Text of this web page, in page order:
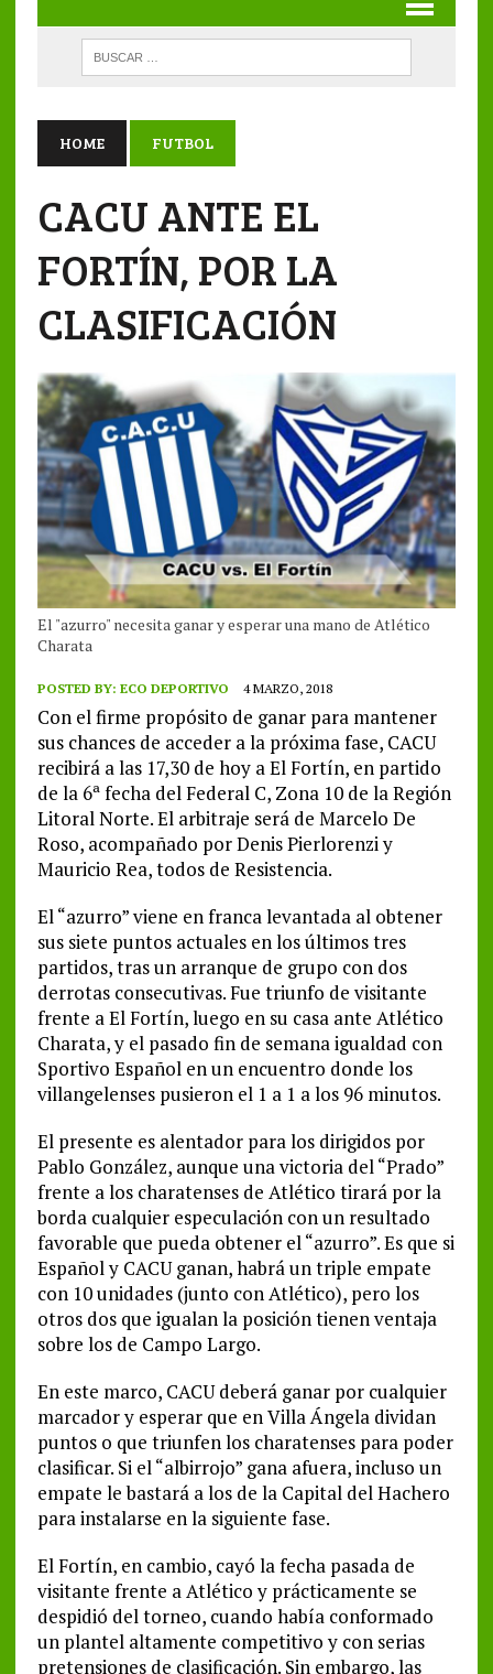
HOME FUTBOL
CACU ANTE EL
FORTÍN, POR LA
CLASIFICACIÓN
El "azurro" necesita ganar y esperar una mano de Atlético
Charata
POSTED BY: ECO DEPORTIVO 4 MARZO, 2018
Con el firme propósito de ganar para mantener
sus chances de acceder a la próxima fase, CACU
recibirá a las 17,30 de hoy a El Fortín, en partido
de la 6ª fecha del Federal C, Zona 10 de la Región
Litoral Norte. El arbitraje será de Marcelo De
Roso, acompañado por Denis Pierlorenzi y
Mauricio Rea, todos de Resistencia.
El “azurro” viene en franca levantada al obtener
sus siete puntos actuales en los últimos tres
partidos, tras un arranque de grupo con dos
derrotas consecutivas. Fue triunfo de visitante
frente a El Fortín, luego en su casa ante Atlético
Charata, y el pasado fin de semana igualdad con
Sportivo Español en un encuentro donde los
villangelenses pusieron el 1 a 1 a los 96 minutos.
El presente es alentador para los dirigidos por
Pablo González, aunque una victoria del “Prado”
frente a los charatenses de Atlético tirará por la
borda cualquier especulación con un resultado
favorable que pueda obtener el “azurro”. Es que si
Español y CACU ganan, habrá un triple empate
con 10 unidades (junto con Atlético), pero los
otros dos que igualan la posición tienen ventaja
sobre los de Campo Largo.
En este marco, CACU deberá ganar por cualquier
marcador y esperar que en Villa Ángela dividan
puntos o que triunfen los charatenses para poder
clasificar. Si el “albirrojo” gana afuera, incluso un
empate le bastará a los de la Capital del Hachero
para instalarse en la siguiente fase.
El Fortín, en cambio, cayó la fecha pasada de
visitante frente a Atlético y prácticamente se
despidió del torneo, cuando había conformado
un plantel altamente competitivo y con serias
pretensiones de clasificación. Sin embargo, las